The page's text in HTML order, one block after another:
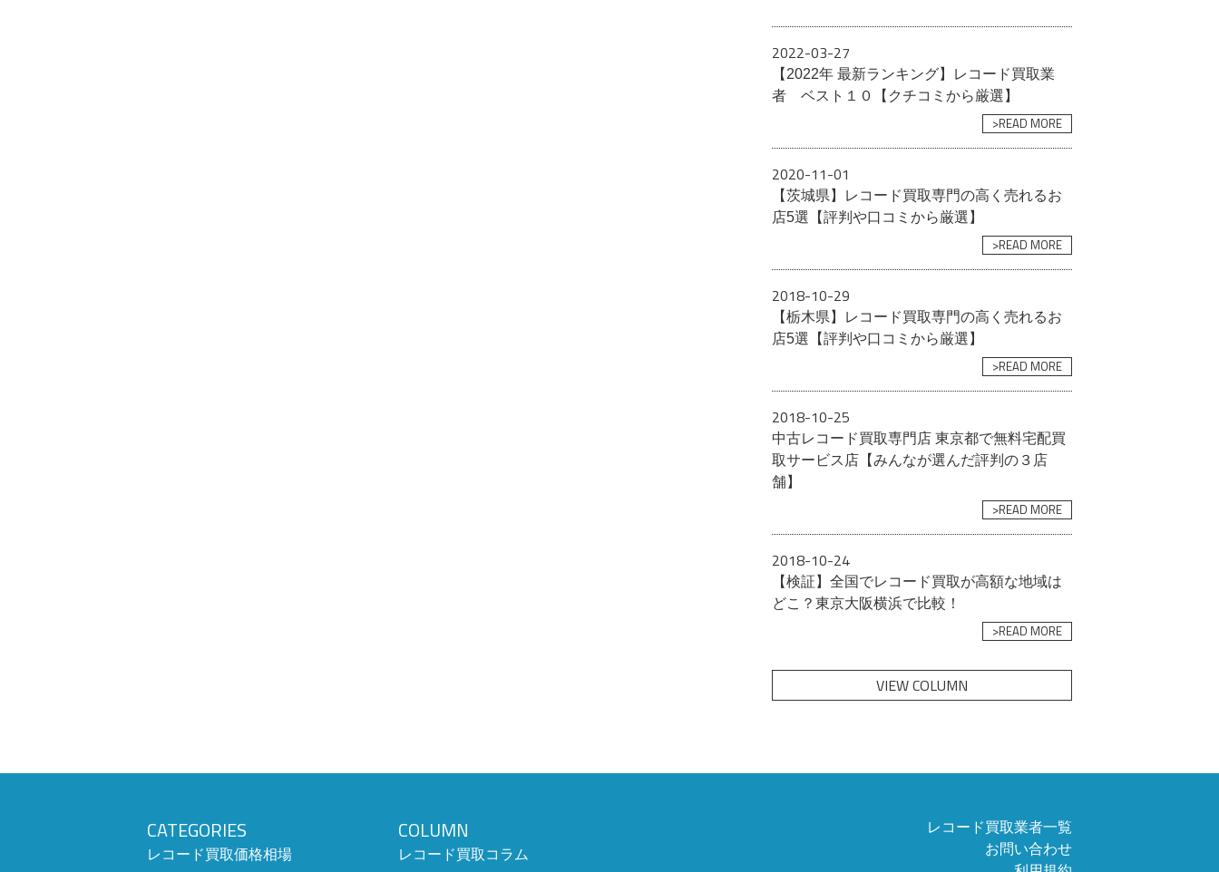
2022-03-27
【2022年 最新ランキング】レコード買取業
者 ベスト１０【クチコミから厳選】
>READ MORE
2020-11-01
【茨城県】レコード買取専門の高く売れるお
店5選【評判や口コミから厳選】
>READ MORE
2018-10-29
【栃木県】レコード買取専門の高く売れるお
店5選【評判や口コミから厳選】
>READ MORE
2018-10-25
中古レコード買取専門店 東京都で無料宅配買
取サービス店【みんなが選んだ評判の３店
舗】
>READ MORE
2018-10-24
【検証】全国でレコード買取が高額な地域は
どこ？東京大阪横浜で比較！
>READ MORE
VIEW COLUMN
CATEGORIES
レコード買取価格相場
COLUMN
レコード買取コラム
レコード買取業者一覧
お問い合わせ